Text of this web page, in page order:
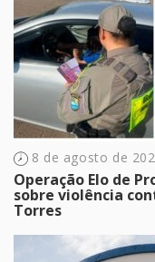
8 de agosto de
Operação Elo de
sobre violência
Torres